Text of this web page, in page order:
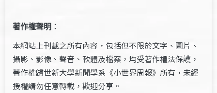
著作權聲明 ：
本網站上刊載之所有內容，包括但不限於文字、圖片、
攝影、影像、聲音、軟體及檔案，均受著作權法保護，
著作權歸世新大學新聞學系《小世界周報》所有，未經
授權請勿任意轉載，歡迎分享。